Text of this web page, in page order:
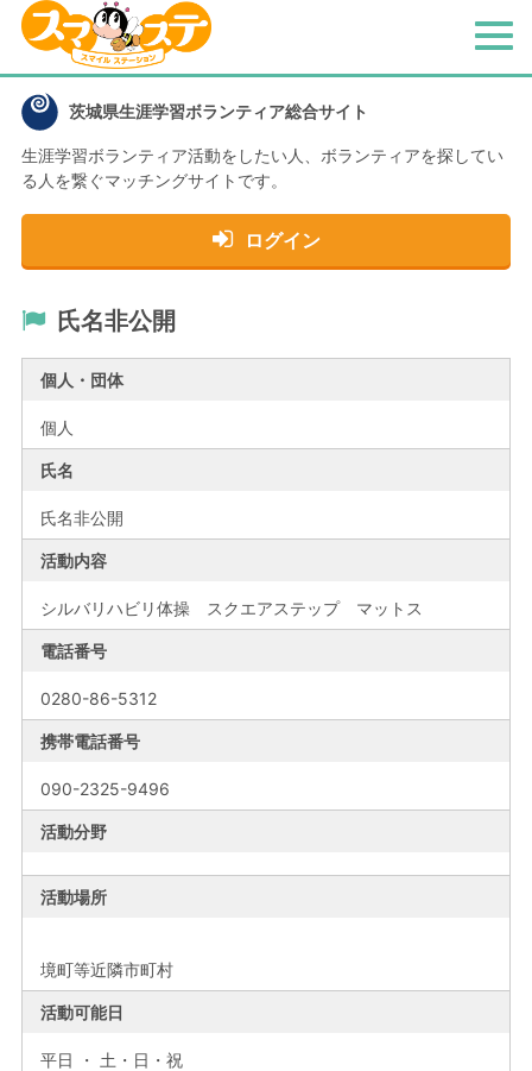
茨城県生涯学習ボランティア総合サイト
生涯学習ボランティア活動をしたい人、 ボランティアを探してい
る人を繋ぐマッチングサイトです。
ログイン
メ
氏名非公開
個人・団体
個人
氏名
氏名非公開
活動内容
シルバリハビリ体操 スクエアステップ マットス
電話番号
0280-86-5312
携帯電話番号
090-2325-9496
活動分野
活動場所
境町等近隣市町村
活動可能日
平日 ・ 土・日・祝